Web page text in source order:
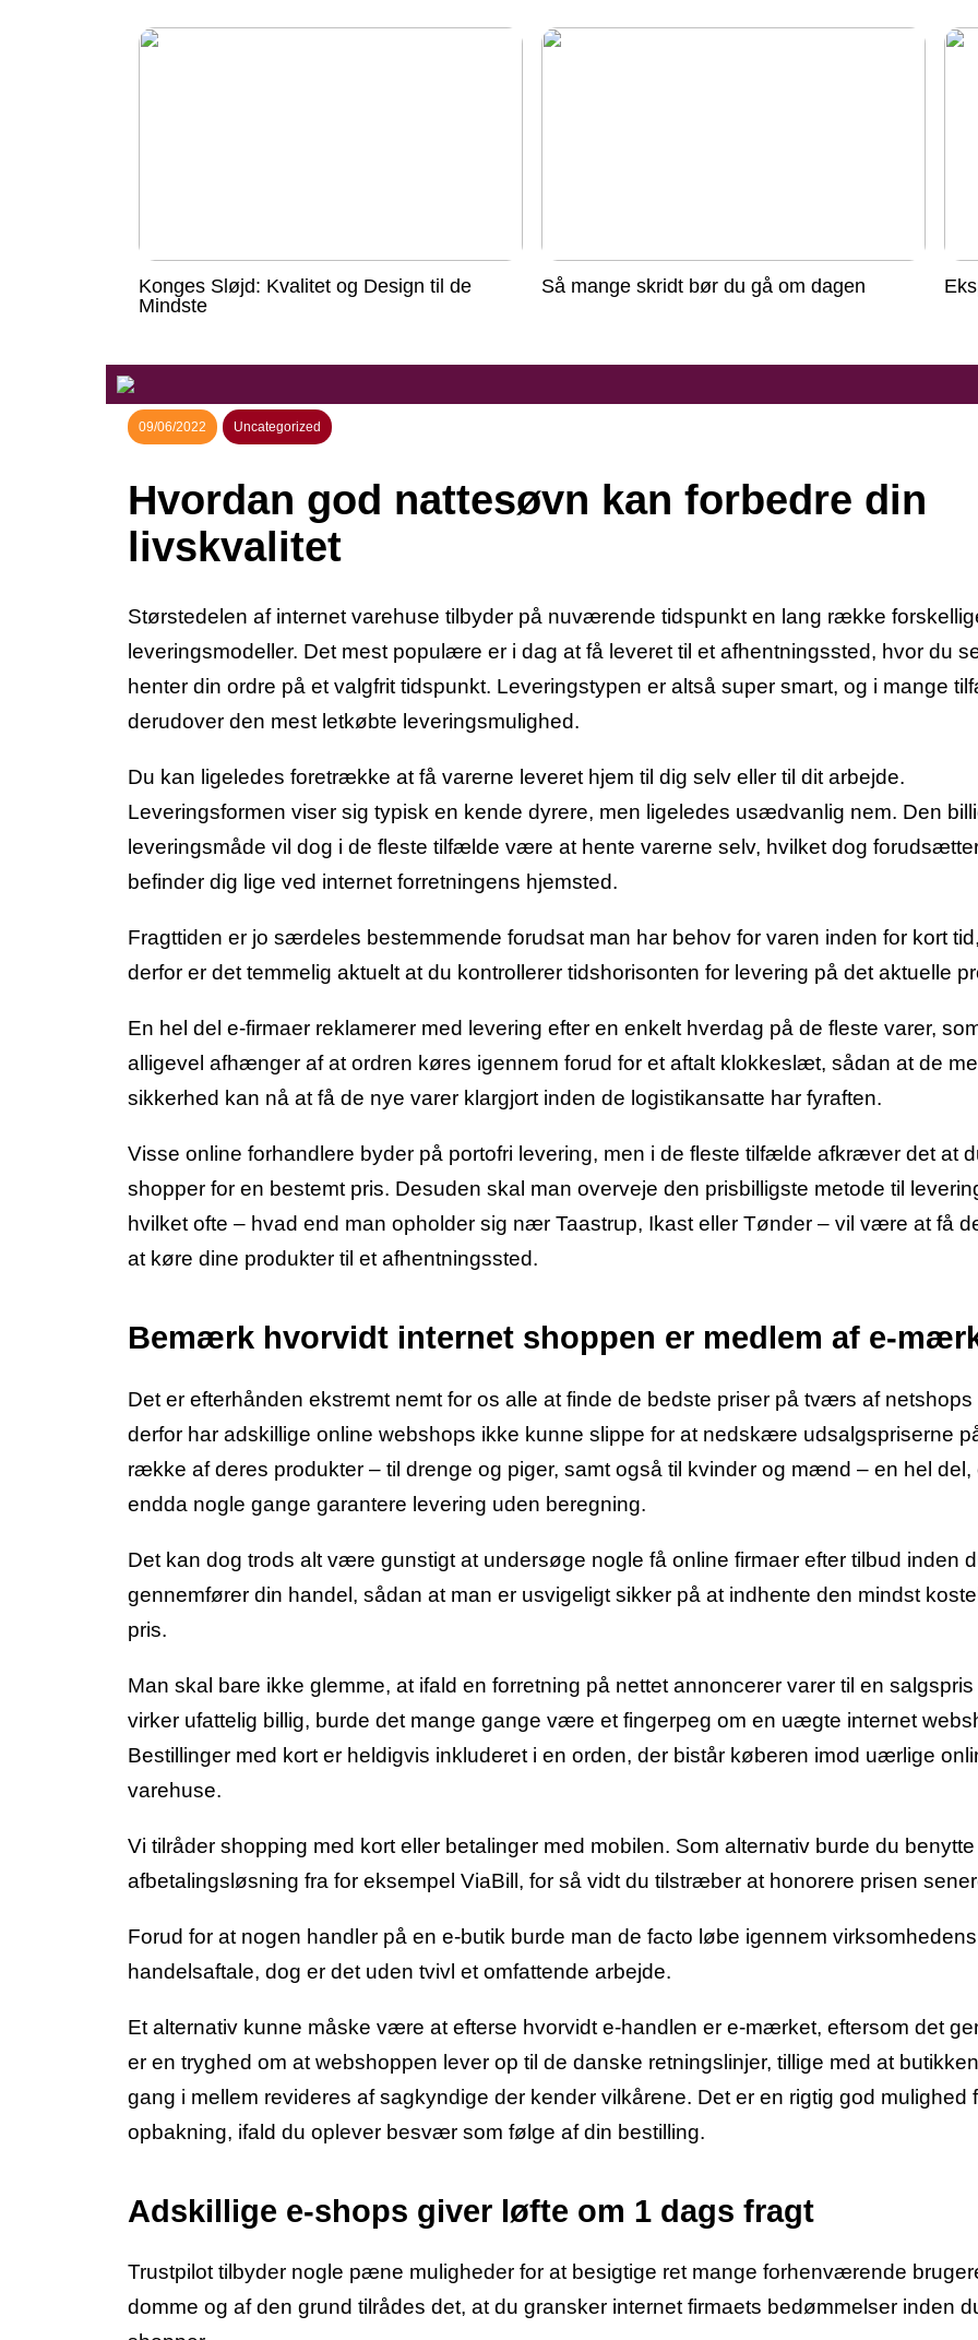
Konges Sløjd: Kvalitet og Design til de
Mindste
Så mange skridt bør du gå om dagen
09/06/2022 Uncategorized
Hvordan god nattesøvn kan forbedre din
livskvalitet
Størstedelen af internet varehuse tilbyder på nuværende tidspunkt en lang række
leveringsmodeller. Det mest populære er i dag at få leveret til et afhentningssted, hvor du
henter din ordre på et valgfrit tidspunkt. Leveringstypen er altså super smart, og i mange
derudover den mest letkøbte leveringsmulighed.
Du kan ligeledes foretrække at få varerne leveret hjem til dig selv eller til dit arbejde.
Leveringsformen viser sig typisk en kende dyrere, men ligeledes usædvanlig nem. Den
leveringsmåde vil dog i de fleste tilfælde være at hente varerne selv, hvilket dog
befinder dig lige ved internet forretningens hjemsted.
Fragttiden er jo særdeles bestemmende forudsat man har behov for varen inden for kort
derfor er det temmelig aktuelt at du kontrollerer tidshorisonten for levering på det aktuelle
En hel del e-firmaer reklamerer med levering efter en enkelt hverdag på de fleste varer,
alligevel afhænger af at ordren køres igennem forud for et aftalt klokkeslæt, sådan at de
sikkerhed kan nå at få de nye varer klargjort inden de logistikansatte har fyraften.
Visse online forhandlere byder på portofri levering, men i de fleste tilfælde afkræver det at
shopper for en bestemt pris. Desuden skal man overveje den prisbilligste metode til
hvilket ofte – hvad end man opholder sig nær Taastrup, Ikast eller Tønder – vil være at få
at køre dine produkter til et afhentningssted.
Bemærk hvorvidt internet shoppen er medlem af e-
Det er efterhånden ekstremt nemt for os alle at finde de bedste priser på tværs af netshops
derfor har adskillige online webshops ikke kunne slippe for at nedskære udsalgspriserne
række af deres produkter – til drenge og piger, samt også til kvinder og mænd – en hel del,
endda nogle gange garantere levering uden beregning.
Det kan dog trods alt være gunstigt at undersøge nogle få online firmaer efter tilbud inden
gennemfører din handel, sådan at man er usvigeligt sikker på at indhente den mindst
pris.
Man skal bare ikke glemme, at ifald en forretning på nettet annoncerer varer til en salgspris
virker ufattelig billig, burde det mange gange være et fingerpeg om en uægte internet
Bestillinger med kort er heldigvis inkluderet i en orden, der bistår køberen imod uærlige
varehuse.
Vi tilråder shopping med kort eller betalinger med mobilen. Som alternativ burde du
afbetalingsløsning fra for eksempel ViaBill, for så vidt du tilstræber at honorere prisen
Forud for at nogen handler på en e-butik burde man de facto løbe igennem virksomhedens
handelsaftale, dog er det uden tvivl et omfattende arbejde.
Et alternativ kunne måske være at efterse hvorvidt e-handlen er e-mærket, eftersom det
er en tryghed om at webshoppen lever op til de danske retningslinjer, tillige med at
gang i mellem revideres af sagkyndige der kender vilkårene. Det er en rigtig god mulighed
opbakning, ifald du oplever besvær som følge af din bestilling.
Adskillige e-shops giver løfte om 1 dags fragt
Trustpilot tilbyder nogle pæne muligheder for at besigtige ret mange forhenværende
domme og af den grund tilrådes det, at du gransker internet firmaets bedømmelser inden